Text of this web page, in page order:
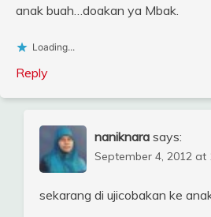
anak buah…doakan ya Mbak.
Loading...
Reply
naniknara says:
September 4, 2012 at
sekarang di ujicobakan ke